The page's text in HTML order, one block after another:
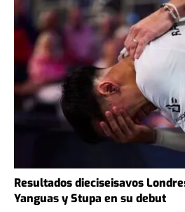
Resultados dieciseisavos
Yanguas y Stupa en su debut